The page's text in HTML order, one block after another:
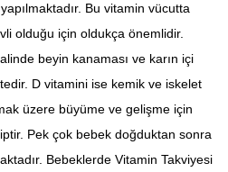
Bu vitamin vücutta
olduğu için oldukça önemlidir.
beyin kanaması ve karın içi
D vitamini ise kemik ve iskelet
üzere büyüme ve gelişme için
Pek çok bebek doğduktan sonra
Bebeklerde Vitamin Takviyesi